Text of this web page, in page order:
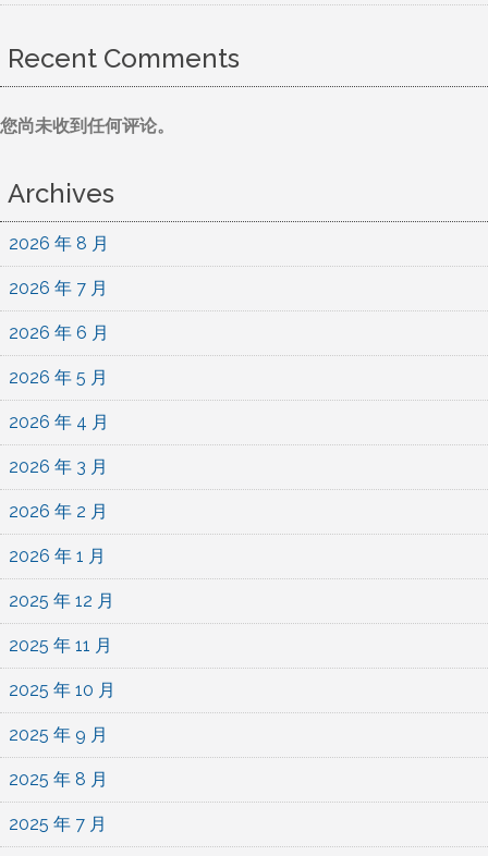
Recent Comments
您尚未收到任何评论。
Archives
2026 年 8 月
2026 年 7 月
2026 年 6 月
2026 年 5 月
2026 年 4 月
2026 年 3 月
2026 年 2 月
2026 年 1 月
2025 年 12 月
2025 年 11 月
2025 年 10 月
2025 年 9 月
2025 年 8 月
2025 年 7 月